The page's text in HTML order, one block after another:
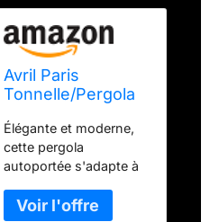
Avril Paris
Tonnelle/Pergola
toile coulissante
rétractable - Gris
Ecru-HERO
Élégante et moderne,
cette pergola
autoportée s'adapte à
d'une superficie de